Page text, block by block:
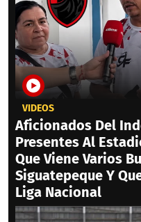
VIDEOS
Aficionados Del
Presentes Al
Que Viene Varios
Siguatepeque Y
Liga Nacional